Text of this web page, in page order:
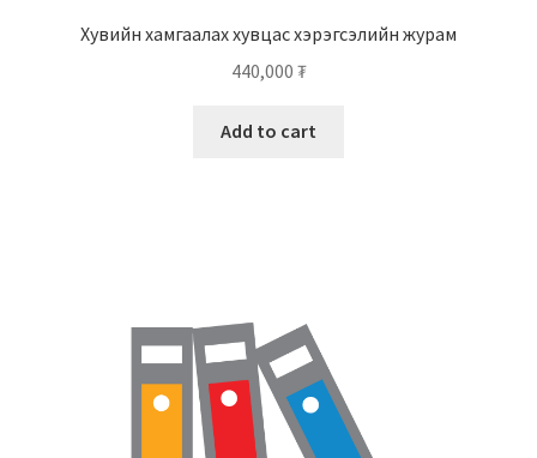
Хувийн хамгаалах хувцас хэрэгсэлийн журам
440,000 ₮
Add to cart